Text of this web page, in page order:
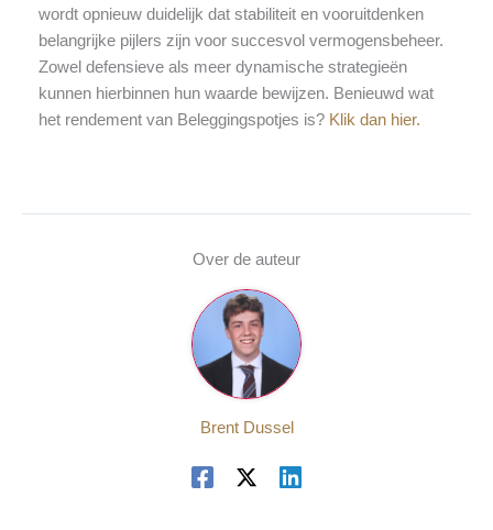
wordt opnieuw duidelijk dat stabiliteit en vooruitdenken
belangrijke pijlers zijn voor succesvol vermogensbeheer.
Zowel defensieve als meer dynamische strategieën
kunnen hierbinnen hun waarde bewijzen. Benieuwd wat
het rendement van Beleggingspotjes is? Klik dan hier.
Over de auteur
Brent Dussel